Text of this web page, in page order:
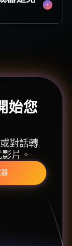
始您
對話轉
片。